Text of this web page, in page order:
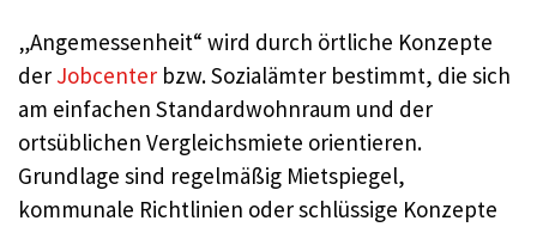
„Angemessenheit“ wird durch örtliche Konzepte
der Jobcenter bzw. Sozialämter bestimmt, die sich
am einfachen Standardwohnraum und der
ortsüblichen Vergleichsmiete orientieren.
Grundlage sind regelmäßig Mietspiegel,
kommunale Richtlinien oder schlüssige Konzepte